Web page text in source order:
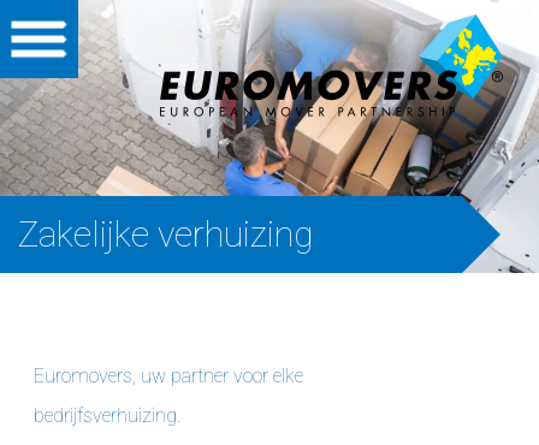
Home
Zakelijk
Particulier
Internationaal
Over ons
Zakelijke verhuizing
Euromovers, uw partner voor elke
bedrijfsverhuizing.